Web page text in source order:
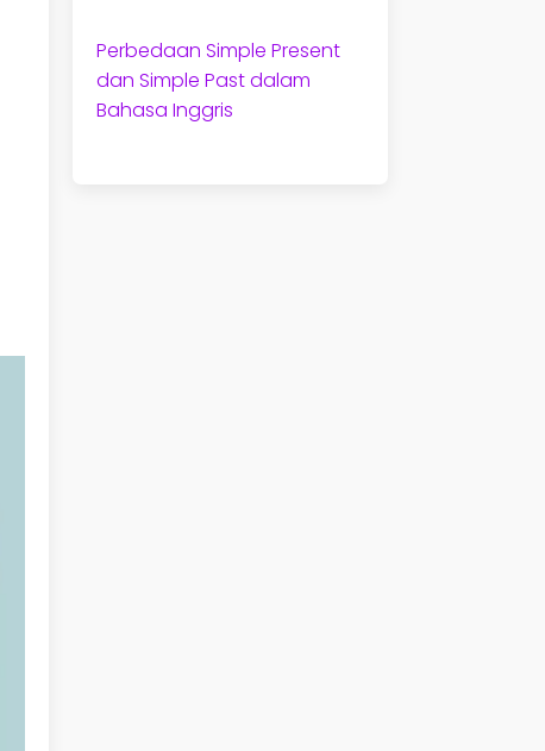
Perbedaan Simple Present
dan Simple Past dalam
Bahasa Inggris